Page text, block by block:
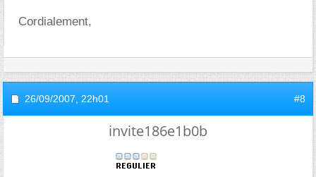
Cordialement,
26/09/2007, 22h01 #8
invite186e1b0b